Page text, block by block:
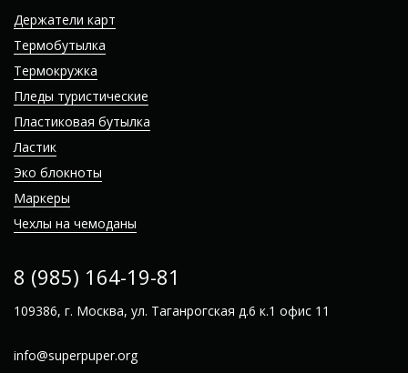
Держатели карт
Термобутылка
Термокружка
Пледы туристические
Пластиковая бутылка
Ластик
Эко блокноты
Маркеры
Чехлы на чемоданы
8 (985) 164-19-81
109386, г. Москва, ул. Таганрогская д.6 к.1 офис 11
info@superpuper.org